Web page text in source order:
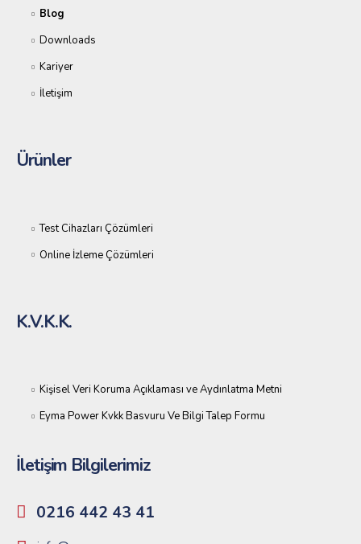
Blog
Downloads
Kariyer
İletişim
Ürünler
Test Cihazları Çözümleri
Online İzleme Çözümleri
K.V.K.K.
Kişisel Veri Koruma Açıklaması ve Aydınlatma Metni
Eyma Power Kvkk Basvuru Ve Bilgi Talep Formu
İletişim Bilgilerimiz
0216 442 43 41